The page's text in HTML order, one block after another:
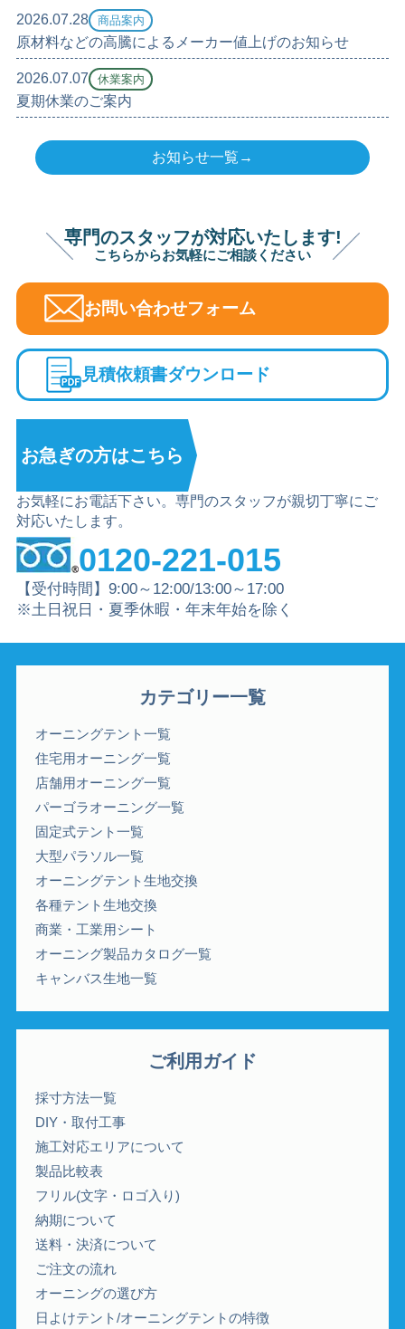
2026.07.28 商品案内
原材料などの高騰によるメーカー値上げのお知らせ
2026.07.07 休業案内
夏期休業のご案内
お知らせ一覧→
専門のスタッフが対応いたします!
こちらからお気軽にご相談ください
お問い合わせフォーム
見積依頼書ダウンロード
お急ぎの方はこちら
お気軽にお電話下さい。専門のスタッフが親切丁寧にご
対応いたします。
0120-221-015
【受付時間】9:00～12:00/13:00～17:00
※土日祝日・夏季休暇・年末年始を除く
カテゴリー一覧
オーニングテント一覧
住宅用オーニング一覧
店舗用オーニング一覧
パーゴラオーニング一覧
固定式テント一覧
大型パラソル一覧
オーニングテント生地交換
各種テント生地交換
商業・工業用シート
オーニング製品カタログ一覧
キャンバス生地一覧
ご利用ガイド
採寸方法一覧
DIY・取付工事
施工対応エリアについて
製品比較表
フリル(文字・ロゴ入り)
納期について
送料・決済について
ご注文の流れ
オーニングの選び方
日よけテント/オーニングテントの特徴